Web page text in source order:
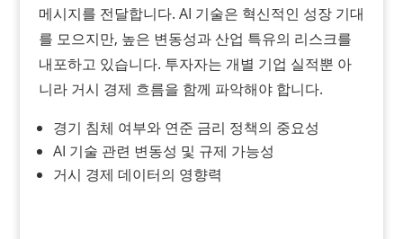
메시지를 전달합니다. AI 기술은 혁신적인 성장 기대
를 모으지만, 높은 변동성과 산업 특유의 리스크를
내포하고 있습니다. 투자자는 개별 기업 실적뿐 아
니라 거시 경제 흐름을 함께 파악해야 합니다.
경기 침체 여부와 연준 금리 정책의 중요성
AI 기술 관련 변동성 및 규제 가능성
거시 경제 데이터의 영향력